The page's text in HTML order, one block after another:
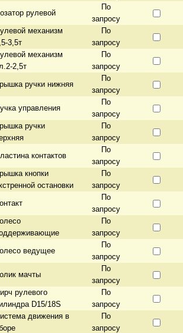
рулевой
По
запросу
механизм
3,5т
По
запросу
механизм
2,5т
По
запросу
ручки нижняя
По
запросу
управления
По
запросу
ручки
По
запросу
контактов
По
запросу
кнопки
остановки
По
запросу
По
запросу
По
запросу
ведущее
По
запросу
мачты
По
запросу
рулевого
D15/18S
По
запросу
движения в
По
запросу